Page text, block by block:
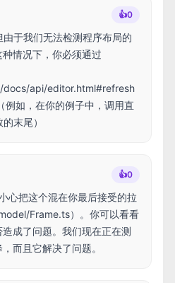
👍0
于我们无法检测程序布局的
情况下，你必须通过
api/editor.html#refresh
例如，在你的例子中，调用直
末尾）
👍0
心把这个混在你最后接受的拉
Frame.ts）。你可以看看
成了问题。我们现在正在测
而且它解决了问题。